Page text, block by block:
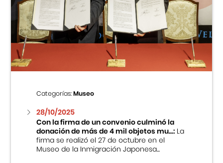
Categorías:Museo
28/10/2025
Con la firma de un convenio culminó la
donación de más de 4 mil objetos mu...:La
firma se realizó el 27 de octubre en el
Museo de la Inmigración Japonesa...